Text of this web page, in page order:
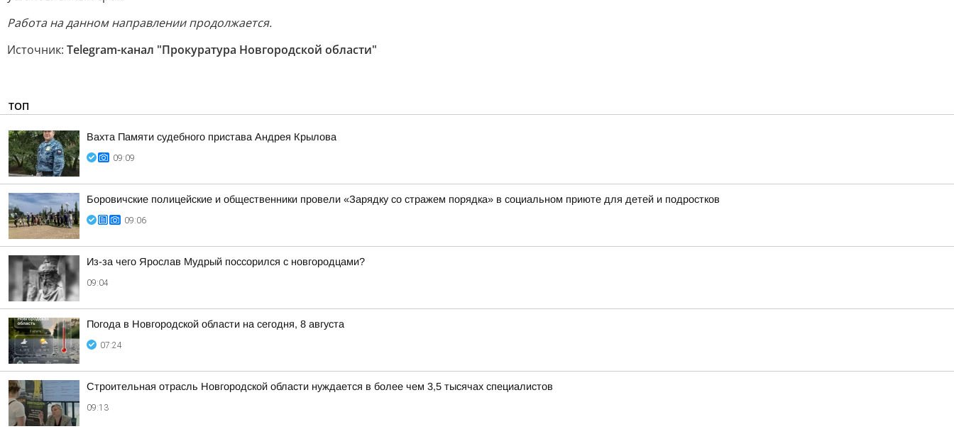
Работа на данном направлении продолжается.
Источник: Telegram-канал "Прокуратура Новгородской области"
ТОП
Вахта Памяти судебного пристава Андрея Крылова
09:09
Боровичские полицейские и общественники провели «Зарядку со стражем порядка» в социальном приюте для детей и подростков
09:06
Из-за чего Ярослав Мудрый поссорился с новгородцами?
09:04
Погода в Новгородской области на сегодня, 8 августа
07:24
Строительная отрасль Новгородской области нуждается в более чем 3,5 тысячах специалистов
09:13